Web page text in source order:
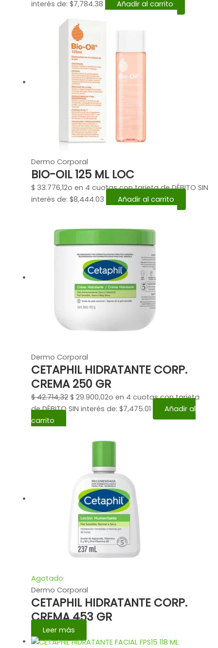
interés de: $7,784.38 Añadir al carrito
Dermo Corporal
BIO-OIL 125 ML LOC
$ 33.776,12o en 4 cuotas con tarjeta de DÉBITO SIN
interés de: $8,444.03
Añadir al carrito
Dermo Corporal
CETAPHIL HIDRATANTE CORP.
CREMA 250 GR
$42.714,32 $ 29.900,02o en 4 cuotas con tarjeta
de DÉBITO SIN interés de: $7,475.01
Añadir al
carrito
Agotado
Dermo Corporal
CETAPHIL HIDRATANTE CORP.
CREMA 453 GR
Leer más